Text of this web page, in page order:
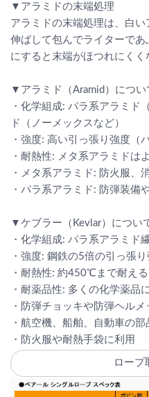
▼アラミドの末端処理
アラミドの末端処理は、白
伸ばして包んでライターで
にすると末端がほつれにくく
▼アラミド（Aramid）につい
・化学組成: パラ系アラミド
ド（ノーメックスなど）
・強度: 高い引っ張り強度（
・耐熱性: メタ系アラミドは
・メタ系アラミド: 防火服、
・パラ系アラミド: 防弾装備
▼ケブラー（Kevlar）につい
・化学組成: パラ系アラミド
・強度: 鋼鉄の5倍の引っ張り
・耐熱性: 約450℃まで耐える
・耐薬品性: 多くの化学薬品
・防弾チョッキや防弾ヘルメ
・航空機、船舶、自動車の部
・防火服や耐熱手袋に利用
ロープ